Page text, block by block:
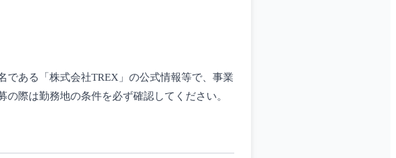
ある「株式会社TREX」の公式情報等で、事業
際は勤務地の条件を必ず確認してください。